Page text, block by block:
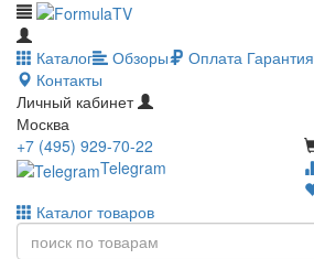
Каталог Обзоры Оплата Гарантия
Контакты
Личный кабинет
Москва
+7 (495) 929-70-22
Telegram
Каталог товаров